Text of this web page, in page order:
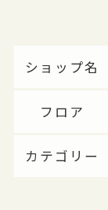
ショップ名
フロア
カテゴリー